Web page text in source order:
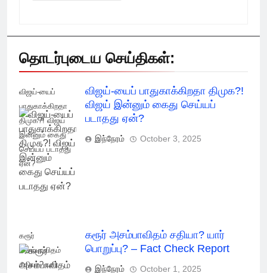
தொடர்புடைய செய்திகள்:
விஜய்-யைப்
பாதுகாக்கிறதா
திமுக?! விஜய்
இன்னும் கைது
செய்யப் படாதது
ஏன்?
விஜய்-யைப் பாதுகாக்கிறதா திமுக?!
விஜய் இன்னும் கைது செய்யப்
படாதது ஏன்?
இந்நேரம் October 3, 2025
கரூர்
அசம்பாவிதம்
சதியா? யார்
கரூர் அசம்பாவிதம் சதியா? யார்
பொறுப்பு? – Fact Check Report
இந்நேரம் October 1, 2025